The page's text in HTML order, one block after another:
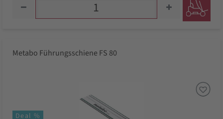
Metabo Führungsschiene FS 80
Deal %